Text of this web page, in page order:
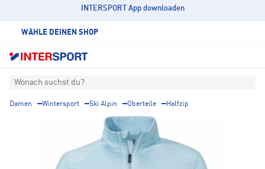
INTERSPORT App downloaden
WÄHLE DEINEN SHOP
Wonach suchst du?
Damen Wintersport Ski Alpin Oberteile Halfzip